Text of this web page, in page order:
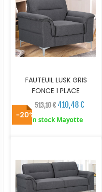
FAUTEUIL LUSK GRIS
FONCE 1 PLACE
513,10 €410,48 €
En stock Mayotte
-20%